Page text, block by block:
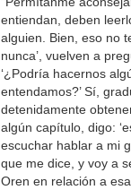
entiendan, deben
alguien. Bien, eso no
nunca’, vuelven a
‘¿Podría hacernos
entendamos?’ Sí,
detenidamente
algún capítulo, digo:
escuchar hablar a mi
que me dice, y voy a
Oren en relación a